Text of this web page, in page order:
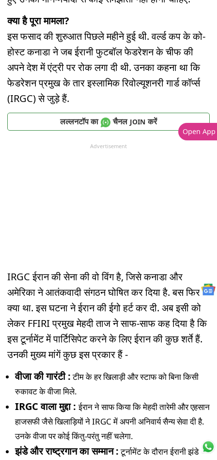
क्या है पूरा मामला?
इस फसाद की शुरुआत पिछले महीने हुई थी. वर्ल्ड कप के को-
होस्ट कनाडा ने जब ईरानी फुटबॉल फेडरेशन के चीफ की
अपने देश में एंट्री पर रोक लगा दी थी. उनका कहना था कि
फेडरेशन प्रमुख के तार इस्लामिक रिवोल्यूशनरी गार्ड कॉर्प्स
(IRGC) से जुड़े हैं.
लल्लनटॉप का चैनल JOIN करें
Advertisement
IRGC ईरान की सेना की वो विंग है, जिसे कनाडा और
अमेरिका ने आतंकवादी संगठन घोषि‍त कर दिया है. बस फिर
क्या था. इस घटना ने ईरान की ईगो हर्ट कर दी. अब इसी को
लेकर FFIRI प्रमुख मेहदी ताज ने साफ-साफ कह दिया है कि
इस टूर्नामेंट में पार्टि‍सिपेट करने के लिए ईरान की कुछ शर्ते हैं.
उनकी मुख्य मांगें कुछ इस प्रकार हैं -
वीजा की गारंटी :टीम के हर खिलाड़ी और स्टाफ को बिना किसी
रुकावट के वीजा मिले.
IRGC वाला मुद्दा :ईरान ने साफ किया कि मेहदी तारेमी और एहसान
हाजसफी जैसे खिलाड़ियों ने IRGC में अपनी अनिवार्य सैन्य सेवा दी है.
उनके वीजा पर कोई किंतु-परंतु नहीं चलेगा.
झंडे और राष्ट्रगान का सम्मान :टूर्नामेंट के दौरान ईरानी झंडे
Open App